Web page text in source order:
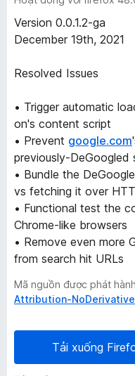
n
D
e
G
o
o
g
l
e
-
5
Version 0.0.1.2-ga
December 19th, 2021
Resolved Issues
• Trigger automatic
on's content script
• Prevent google.com
previously-DeGoogled
• Bundle the
vs fetching it over
• Functional test the
Chrome-like browsers
• Remove even more
from search hit URLs
Mã nguồn được phát
Attribution-
Tải xuống